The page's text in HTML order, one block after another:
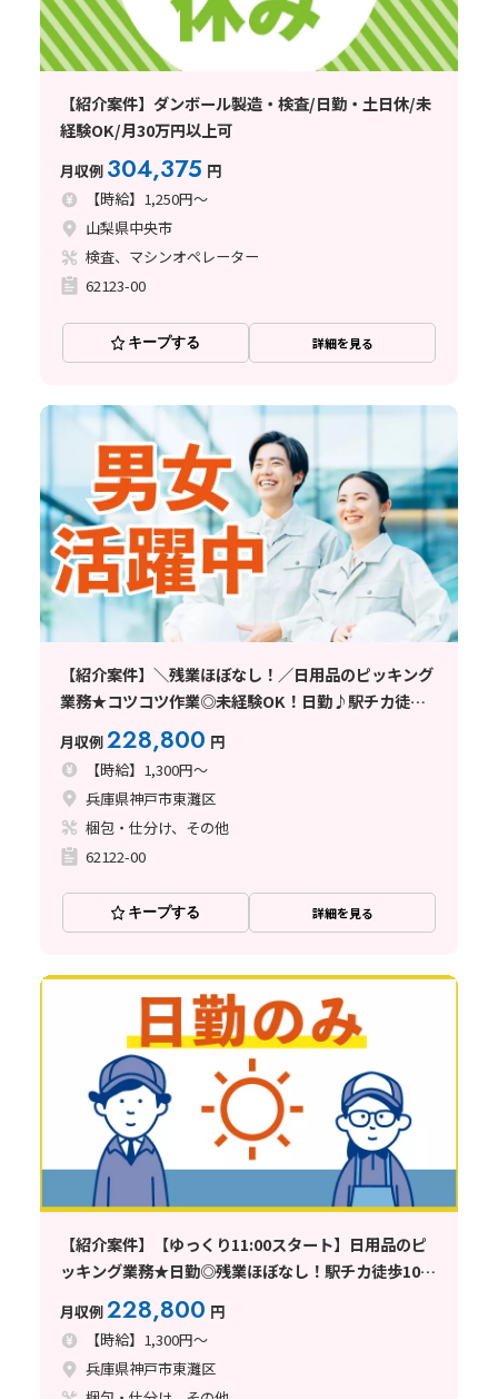
【紹介案件】ダンボール製造・検査/日勤・土日休/未
経験OK/月30万円以上可
月収例 304,375 円
【時給】1,250円～
山梨県中央市
検査、マシンオペレーター
62123-00
キープする 詳細を見る
【紹介案件】＼残業ほぼなし！／日用品のピッキング
業務★コツコツ作業◎未経験OK！日勤♪駅チカ徒歩
月収例228,800 円
【時給】1,300円～
兵庫県神戸市東灘区
梱包・仕分け、その他
62122-00
キープする 詳細を見る
【紹介案件】【ゆっくり11:00スタート】日用品のピ
ッキング業務★日勤◎残業ほぼなし！駅チカ徒歩10分
月収例228,800 円
【時給】1,300円～
兵庫県神戸市東灘区